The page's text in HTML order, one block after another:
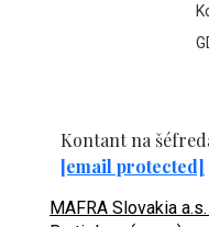
Kontant na
[email protected]
MAFRA Slovakia